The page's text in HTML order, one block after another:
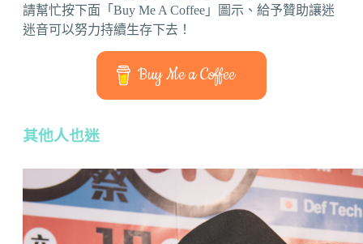
請幫忙按下面「Buy Me A Coffee」圖示、給予贊助讓迷
迷音可以努力持續生存下去！
Buy Me a Coffee
其他人也迷